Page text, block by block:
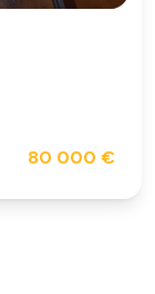
80 000 €